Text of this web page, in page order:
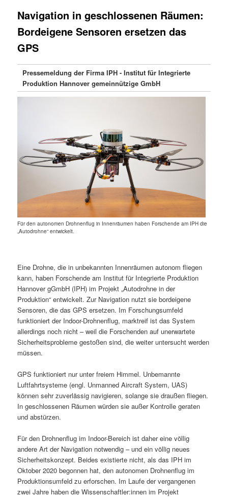
Navigation in geschlossenen Räumen:
Bordeigene Sensoren ersetzen das
GPS
Pressemeldung der Firma IPH - Institut für Integrierte
Produktion Hannover gemeinnützige GmbH
Für den autonomen Drohnenflug in Innenräumen haben Forschende am IPH die
„Autodrohne“ entwickelt.
Eine Drohne, die in unbekannten Innenräumen autonom fliegen
kann, haben Forschende am Institut für Integrierte Produktion
Hannover gGmbH (IPH) im Projekt „Autodrohne in der
Produktion“ entwickelt. Zur Navigation nutzt sie bordeigene
Sensoren, die das GPS ersetzen. Im Forschungsumfeld
funktioniert der Indoor-Drohnenflug, marktreif ist das System
allerdings noch nicht – weil die Forschenden auf unerwartete
Sicherheitsprobleme gestoßen sind, die weiter untersucht werden
müssen.
GPS funktioniert nur unter freiem Himmel. Unbemannte
Luftfahrtsysteme (engl. Unmanned Aircraft System, UAS)
können sehr zuverlässig navigieren, solange sie draußen fliegen.
In geschlossenen Räumen würden sie außer Kontrolle geraten
und abstürzen.
Für den Drohnenflug im Indoor-Bereich ist daher eine völlig
andere Art der Navigation notwendig – und ein völlig neues
Sicherheitskonzept. Beides existierte nicht, als das IPH im
Oktober 2020 begonnen hat, den autonomen Drohnenflug im
Produktionsumfeld zu erforschen. Im Laufe der vergangenen
zwei Jahre haben die Wissenschaftler:innen im Projekt